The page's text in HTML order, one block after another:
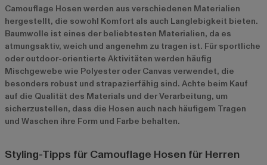
Camouflage Hosen werden aus verschiedenen Materialien
hergestellt, die sowohl Komfort als auch Langlebigkeit bieten.
Baumwolle ist eines der beliebtesten Materialien, da es
atmungsaktiv, weich und angenehm zu tragen ist. Für sportliche
oder outdoor-orientierte Aktivitäten werden häufig
Mischgewebe wie Polyester oder Canvas verwendet, die
besonders robust und strapazierfähig sind. Achte beim Kauf
auf die Qualität des Materials und der Verarbeitung, um
sicherzustellen, dass die Hosen auch nach häufigem Tragen
und Waschen ihre Form und Farbe behalten.
Styling-Tipps für Camouflage Hosen für Herren